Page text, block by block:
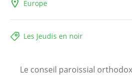
Europe
Les Jeudis en noir
Le conseil paroissial